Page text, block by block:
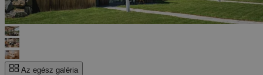
Az egész galéria